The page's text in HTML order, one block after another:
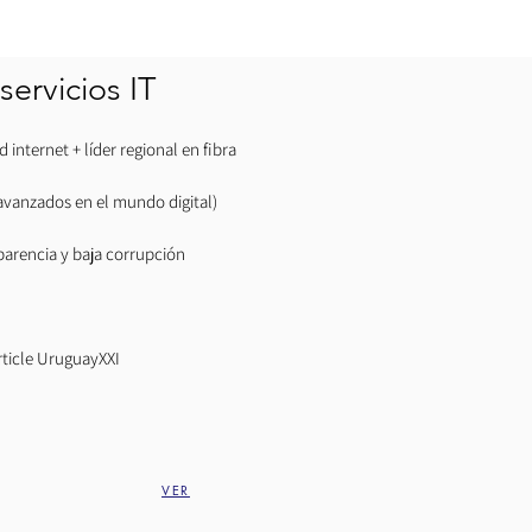
IT
internet + líder regional en fibra
en el mundo digital)
y baja corrupción
UruguayXXI
VER